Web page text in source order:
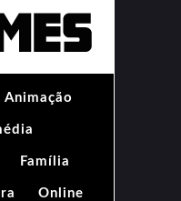
Animação
Família
Online